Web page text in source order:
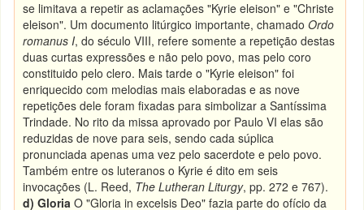
se limitava a repetir as aclamações "Kyrie eleison" e "Christe
eleison". Um documento litúrgico importante, chamadoOrdo
romanus I, do século VIII, refere somente a repetição destas
duas curtas expressões e não pelo povo, mas pelo coro
constituido pelo clero. Mais tarde o "Kyrie eleison" foi
enriquecido com melodias mais elaboradas e as nove
repetições dele foram fixadas para simbolizar a Santíssima
Trindade. No rito da missa aprovado por Paulo VI elas são
reduzidas de nove para seis, sendo cada súplica
pronunciada apenas uma vez pelo sacerdote e pelo povo.
Também entre os luteranos o Kyrie é dito em seis
invocações (L. Reed, The Lutheran Liturgy, pp. 272 e 767).
d) Gloria O "Gloria in excelsis Deo" fazia parte do ofício da